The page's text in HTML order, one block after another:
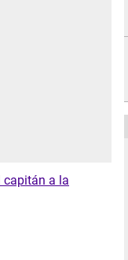
capitán a la